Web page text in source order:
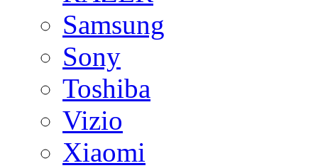
Samsung
Sony
Toshiba
Vizio
Xiaomi